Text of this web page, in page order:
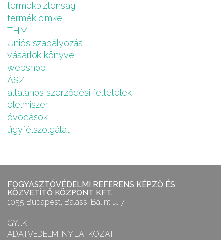
termékbiztonság
termék cimke
THM
Uniós szabályozás
vásárlók könyve
webshop
ÁSZF
általános szerződési feltételek
élelmiszer
óvodások
ügyfélszolgálat
FOGYASZTÓVÉDELMI REFERENS KÉPZŐ ÉS
KÖZVETÍTŐ KÖZPONT KFT.
1055 Budapest, Balassi Bálint u. 7.
GY.I.K.
ADATVÉDELMI NYILATKOZAT